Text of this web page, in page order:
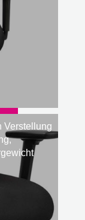
Verstellung